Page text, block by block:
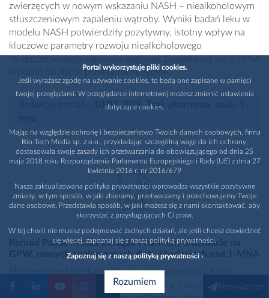
zwierzęcych w nowym wskazaniu NASH – niealkoholowym
stłuszczeniowym zapaleniu wątroby. Wyniki badań leku w
modelu NASH potwierdziły pozytywny, istotny wpływ na
kluczowe parametry rozwoju niealkoholowego
wykazał działanie przeciwłóknieniowe.
, 10.07.2019,Tagi:
Konrad Palka, Prezes Zarządu Pharmeny o debiucie na
GPW, nowych suplementach diety i badaniach nad 1-MNA
Pharmena jest polską spółką biotechnologiczną, która
prowadzi swoją działalność w oparciu o 3 linie biznesowe:
Portal wykorzystuje pliki cookies.
Jeśli wyrażasz zgodę na używanie cookies, to będą one zapisane w pamięci
twojej przeglądarki. W przeglądarce internetowej możesz zmienić ustawienia
dotyczące cookies.
Mając na względzie ochronę i bezpieczeństwo Twoich danych osobowych, firma
Bio-Tech Media sp. z o.o., przykładając szczególną wagę do ich ochrony,
dostosowała swoje zasady ich przetwarzania do obowiązującego od dnia 25
maja 2018 roku Rozporządzenia Parlamentu Europejskiego i Rady (UE) z dnia 27
kwietnia 2016 r. nr 2016/679
Nasza zaktualizowana polityka prywatności wprowadza wszystkie pozytywne
zmiany, w tym sposób, w jaki zbieramy, przetwarzamy i przechowujemy Twoje
dane osobowe. Przedstawia sposób, w jaki możesz się z nami skontaktować, aby
skorzystać z przysługujących Ci praw.
W tej chwili nie musisz podejmować żadnych działań, ale jeśli chcesz dowiedzieć
się więcej, zapoznaj się z naszą polityką prywatności.
Zapoznaj się z naszą polityką prywatności ›
Rozumiem Newsletter